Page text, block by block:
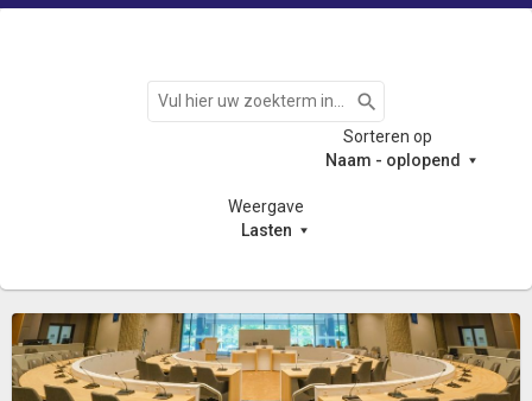
Zoeken
Sorteren op
Naam - oplopend
Weergave
Lasten